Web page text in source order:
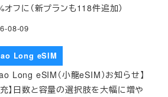
オフに（新プランも118件追加）
08-09
Long eSIM
Long eSIM（小龍eSIM）お知らせ】
充】日数と容量の選択肢を大幅に増や